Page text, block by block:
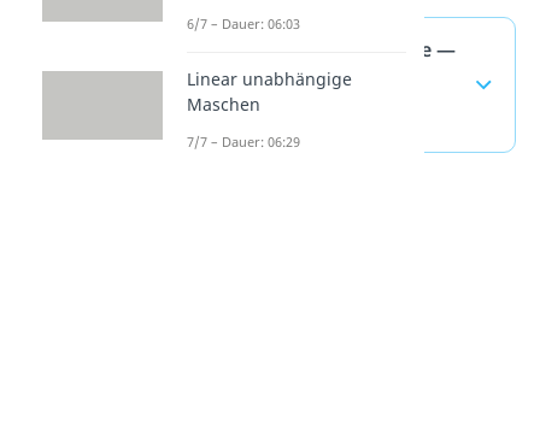
Ersatzspannungsquelle —
häufigste Fragen
(ausklappen)
6/7 – Dauer: 06:03
Linear unabhängige
Maschen
7/7 – Dauer: 06:29